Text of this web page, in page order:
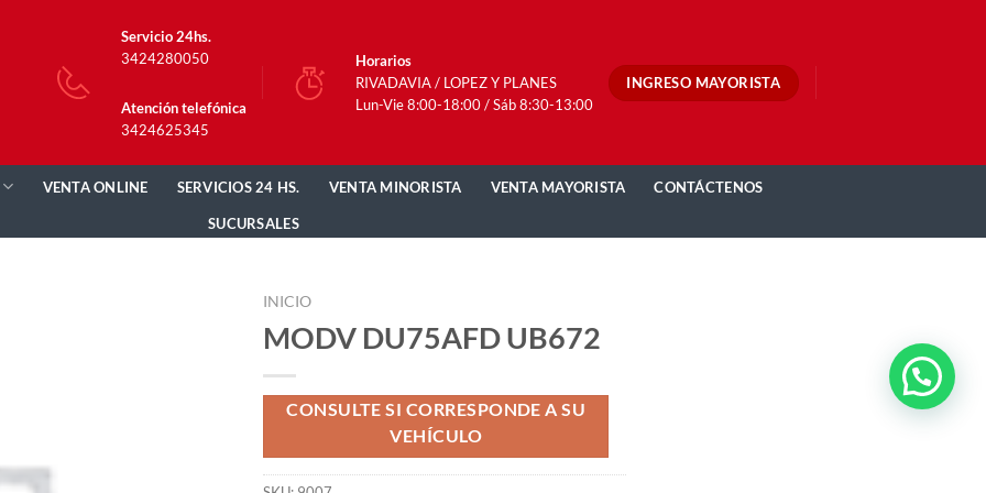
Servicio 24hs.
3424280050
Atención telefónica
3424625345
Horarios
RIVADAVIA / LOPEZ Y PLANES
Lun-Vie 8:00-18:00 / Sáb 8:30-13:00
INGRESO MAYORISTA
VENTA ONLINE SERVICIOS 24 HS. VENTA MINORISTA VENTA MAYORISTA CONTÁCTENOS
SUCURSALES
INICIO
MODV DU75AFD UB672
CONSULTE SI CORRESPONDE A SU
VEHÍCULO